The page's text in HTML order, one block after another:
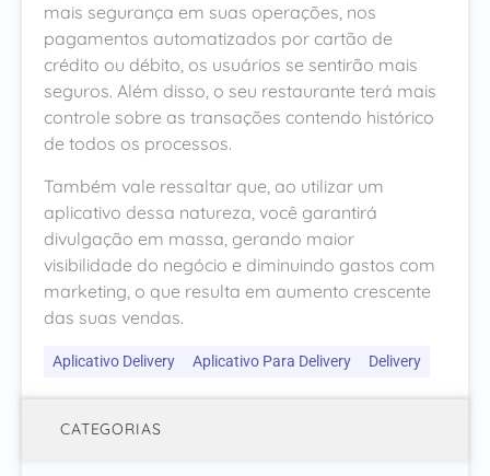
mais segurança em suas operações, nos
pagamentos automatizados por cartão de
crédito ou débito, os usuários se sentirão mais
seguros. Além disso, o seu restaurante terá mais
controle sobre as transações contendo histórico
de todos os processos.
Também vale ressaltar que, ao utilizar um
aplicativo dessa natureza, você garantirá
divulgação em massa, gerando maior
visibilidade do negócio e diminuindo gastos com
marketing, o que resulta em aumento crescente
das suas vendas.
Aplicativo Delivery Aplicativo Para Delivery Delivery
CATEGORIAS